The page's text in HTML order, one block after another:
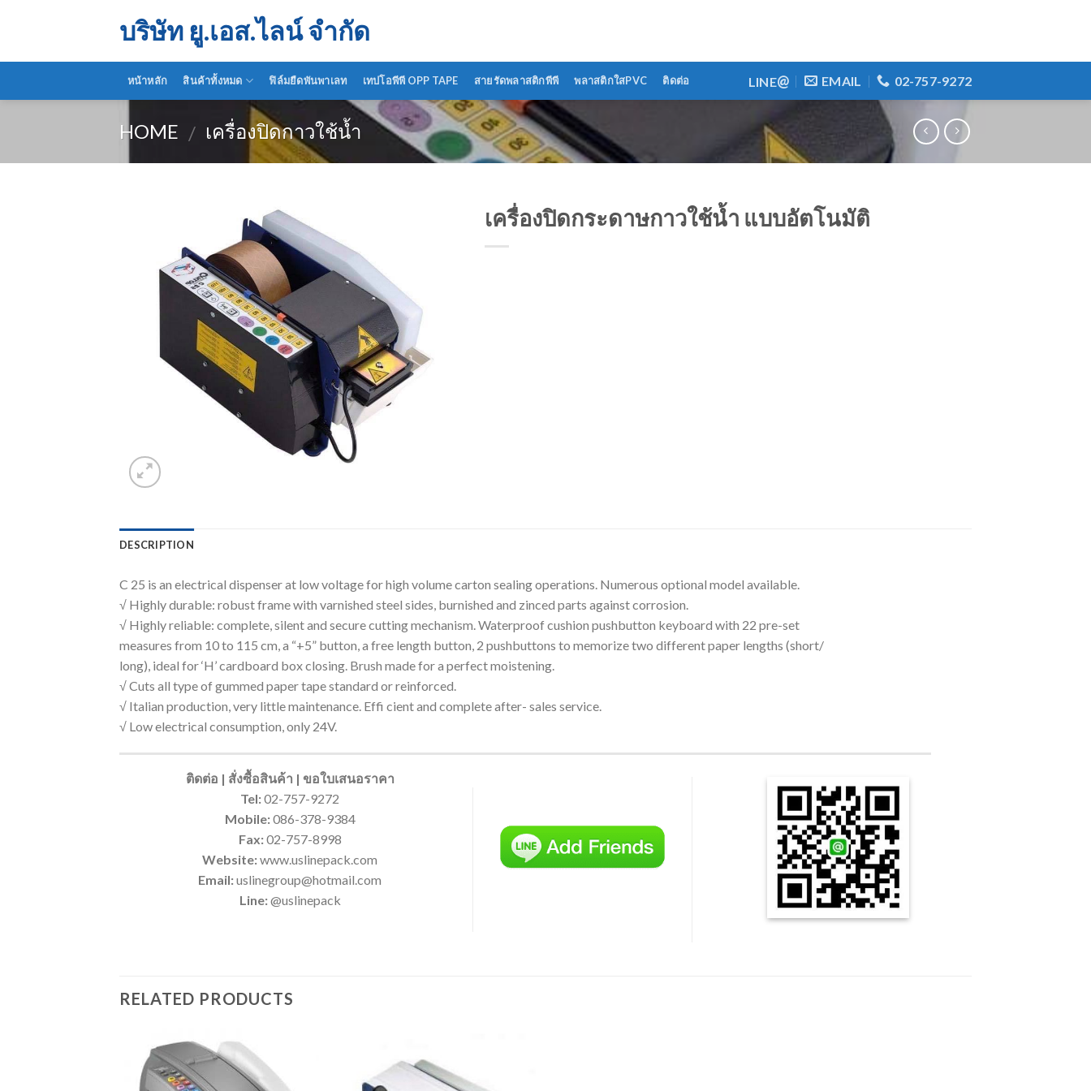
บริษัท ยู.เอส.ไลน์ จำกัด
หน้าหลัก สินค้าทั้งหมด ฟิล์มยืดพันพาเลท เทปโอพีพี OPP TAPE สายรัดพลาสติกพีพี พลาสติกใสPVC ติดต่อ LINE@ EMAIL 02-757-9272
HOME / เครื่องปิดกาวใช้น้ำ
เครื่องปิดกระดาษกาวใช้น้ำ แบบอัตโนมัติ
DESCRIPTION
C 25 is an electrical dispenser at low voltage for high volume carton sealing operations. Numerous optional model available.
√ Highly durable: robust frame with varnished steel sides, burnished and zinced parts against corrosion.
√ Highly reliable: complete, silent and secure cutting mechanism. Waterproof cushion pushbutton keyboard with 22 pre-set
measures from 10 to 115 cm, a “+5” button, a free length button, 2 pushbuttons to memorize two different paper lengths (short/
long), ideal for ‘H’ cardboard box closing. Brush made for a perfect moistening.
√ Cuts all type of gummed paper tape standard or reinforced.
√ Italian production, very little maintenance. Effi cient and complete after- sales service.
√ Low electrical consumption, only 24V.
ติดต่อ | สั่งซื้อสินค้า | ขอใบเสนอราคา
Tel:02-757-9272
Mobile:086-378-9384
Fax:02-757-8998
Website:www.uslinepack.com
Email:uslinegroup@hotmail.com
Line:@uslinepack
RELATED PRODUCTS